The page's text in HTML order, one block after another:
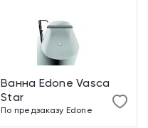
Ванна Edone Vasca
Star
По предзаказу Edone